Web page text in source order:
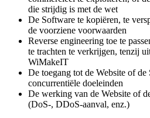
die strijdig is met de wet
De Software te kopiëren, te
de voorziene voorwaarden
Reverse engineering toe te
te trachten te verkrijgen, tenzij
WiMakeIT
De toegang tot de Website of
concurrentiële doeleinden
De werking van de Website of
(DoS-, DDoS-aanval, enz.)